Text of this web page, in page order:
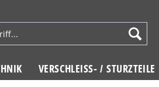
VERSCHLEISS- / STURZTEILE